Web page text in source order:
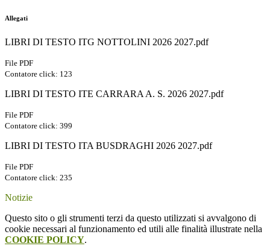
Allegati
LIBRI DI TESTO ITG NOTTOLINI 2026 2027.pdf
File PDF
Contatore click: 123
LIBRI DI TESTO ITE CARRARA A. S. 2026 2027.pdf
File PDF
Contatore click: 399
LIBRI DI TESTO ITA BUSDRAGHI 2026 2027.pdf
File PDF
Contatore click: 235
Notizie
Questo sito o gli strumenti terzi da questo utilizzati si avvalgono di
cookie necessari al funzionamento ed utili alle finalità illustrate nella
COOKIE POLICY.